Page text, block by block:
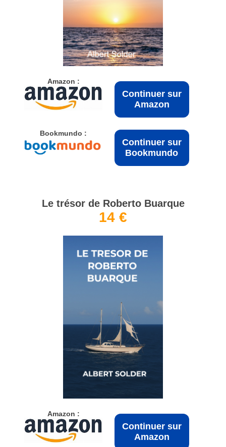
Amazon :
Continuer sur
Amazon
Bookmundo :
Continuer sur
Bookmundo
Le trésor de Roberto Buarque
14 €
Amazon :
Continuer sur
Amazon